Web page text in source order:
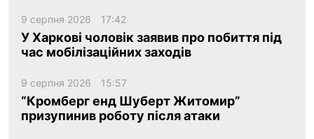
9 серпня 2026 17:42
У Харкові чоловік заявив про побиття під
час мобілізаційних заходів
9 серпня 2026 15:57
“Кромберг енд Шуберт Житомир”
призупинив роботу після атаки